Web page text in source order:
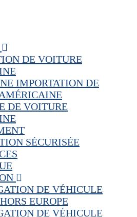
DE VOITURE
IMPORTATION DE
DE VOITURE
SÉCURISÉE
DE VÉHICULE
EUROPE
DE VÉHICULE